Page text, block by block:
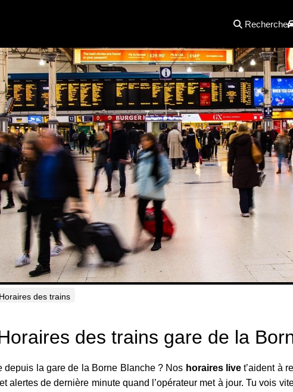
Recherche
Horaires des trains
des trains gare de la
depuis la gare de la Borne Blanche ? Nos horaires live t’aident à
alertes de dernière minute quand l’opérateur met à jour. Tu vois